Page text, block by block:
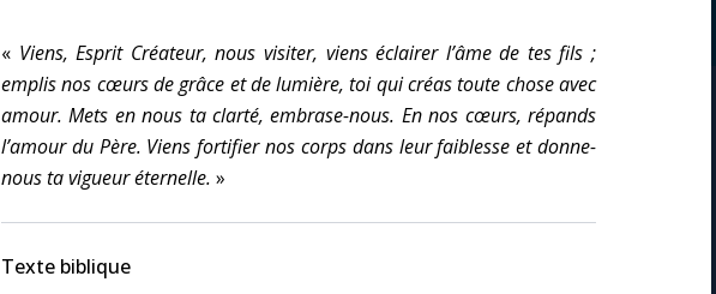
« Viens, Esprit Créateur, nous visiter, viens éclairer l’âme de tes fils ;
emplis nos cœurs de grâce et de lumière, toi qui créas toute chose avec
amour. Mets en nous ta clarté, embrase-nous. En nos cœurs, répands
l’amour du Père. Viens fortifier nos corps dans leur faiblesse et donne-
nous ta vigueur éternelle. »
Texte biblique